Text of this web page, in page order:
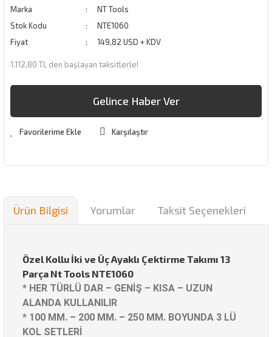
Marka
NT Tools
Stok Kodu
NTE1060
Fiyat
149,82 USD + KDV
1.112,80 TL den başlayan taksitlerle!
Gelince Haber Ver
Karşılaştır
Ürün Bilgisi Yorumlar Taksit Seçenekleri
Özel Kollu İki ve Üç Ayaklı Çektirme Takımı 13
Parça Nt Tools NTE1060
* HER TÜRLÜ DAR – GENİŞ – KISA – UZUN
ALANDA KULLANILIR
* 100 MM. – 200 MM. – 250 MM. BOYUNDA 3 LÜ
KOL SETLERİ